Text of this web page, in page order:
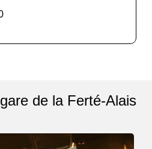
de la Ferté-Alais